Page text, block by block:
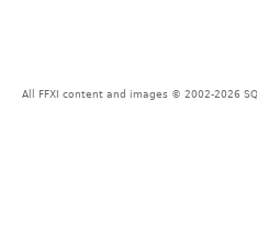
All FFXI content and images © 2002-2026